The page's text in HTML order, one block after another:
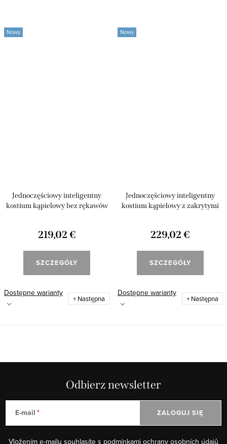
Nowy
Jednoczęściowy inteligentny
kostium kąpielowy bez rękawów
219,02 €
SZCZEGÓŁY
Dostępne warianty
+ Następna
Nowy
Jednoczęściowy inteligentny
kostium kąpielowy z zakrytymi
229,02 €
SZCZEGÓŁY
Dostępne warianty
+ Następna
Odbierz newsletter
E-mail
Vložením e-mailu souhlasíte s podmínkami ochrany osobních údajů
ZALOGUJ SIĘ